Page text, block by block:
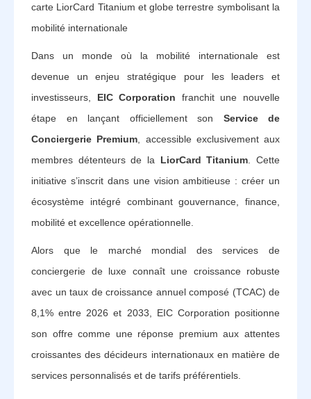
carte LiorCard Titanium et globe terrestre symbolisant la
mobilité internationale
Dans un monde où la mobilité internationale est
devenue un enjeu stratégique pour les leaders et
investisseurs, EIC Corporation franchit une nouvelle
étape en lançant officiellement son Service de
Conciergerie Premium , accessible exclusivement aux
membres détenteurs de la LiorCard Titanium . Cette
initiative s’inscrit dans une vision ambitieuse : créer un
écosystème intégré combinant gouvernance, finance,
mobilité et excellence opérationnelle.
Alors que le marché mondial des services de
conciergerie de luxe connaît une croissance robuste
avec un taux de croissance annuel composé (TCAC) de
8,1% entre 2026 et 2033, EIC Corporation positionne
son offre comme une réponse premium aux attentes
croissantes des décideurs internationaux en matière de
services personnalisés et de tarifs préférentiels.